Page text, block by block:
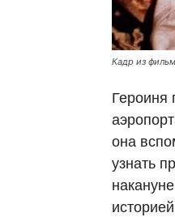
Кадр из
Героиня
она
узнать